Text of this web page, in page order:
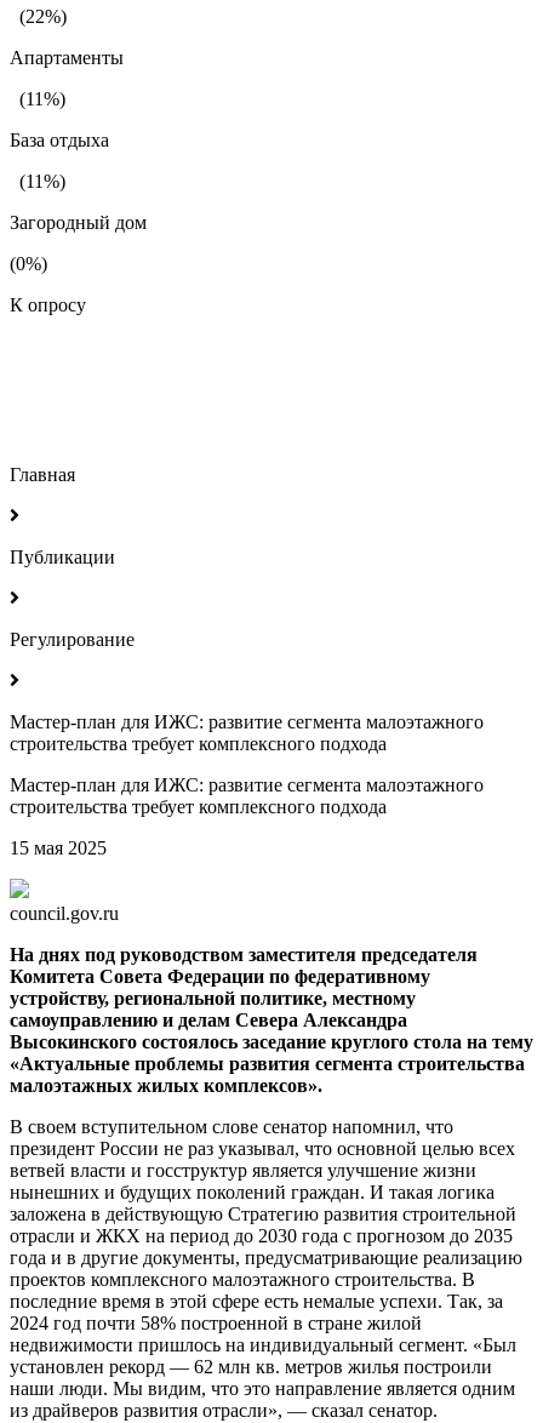
(22%)
Апартаменты
(11%)
База отдыха
(11%)
Загородный дом
(0%)
К опросу
Главная
Публикации
Регулирование
Мастер-план для ИЖС: развитие сегмента малоэтажного
строительства требует комплексного подхода
Мастер-план для ИЖС: развитие сегмента малоэтажного
строительства требует комплексного подхода
15 мая 2025
council.gov.ru
На днях под руководством заместителя председателя
Комитета Совета Федерации по федеративному
устройству, региональной политике, местному
самоуправлению и делам Севера Александра
Высокинского состоялось заседание круглого стола на тему
«Актуальные проблемы развития сегмента строительства
малоэтажных жилых комплексов».
В своем вступительном слове сенатор напомнил, что
президент России не раз указывал, что основной целью всех
ветвей власти и госструктур является улучшение жизни
нынешних и будущих поколений граждан. И такая логика
заложена в действующую Стратегию развития строительной
отрасли и ЖКХ на период до 2030 года с прогнозом до 2035
года и в другие документы, предусматривающие реализацию
проектов комплексного малоэтажного строительства. В
последние время в этой сфере есть немалые успехи. Так, за
2024 год почти 58% построенной в стране жилой
недвижимости пришлось на индивидуальный сегмент. «Был
установлен рекорд — 62 млн кв. метров жилья построили
наши люди. Мы видим, что это направление является одним
из драйверов развития отрасли», — сказал сенатор.